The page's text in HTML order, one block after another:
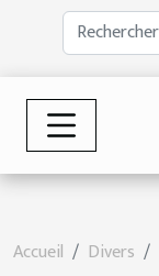
Accueil Divers